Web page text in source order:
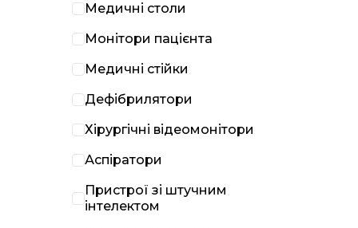
Медичні столи
Монітори пацієнта
Медичні стійки
Дефібрилятори
Хірургічні відеомонітори
Аспіратори
Пристрої зі штучним
інтелектом